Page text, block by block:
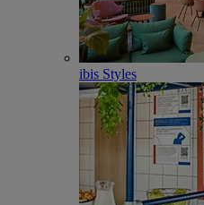
ibis Styles